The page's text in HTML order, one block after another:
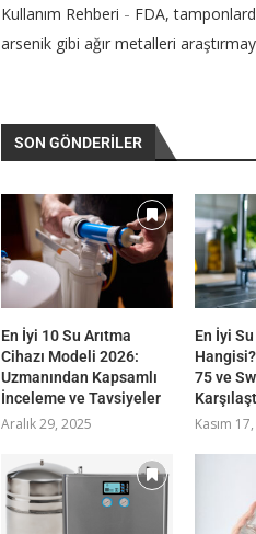
Kullanım Rehberi - FDA,
arsenik gibi ağır metalleri
SON GÖNDERILER
En İyi 10 Su Arıtma
Cihazı Modeli 2026:
Uzmanından Kapsamlı
İnceleme ve Tavsiyeler
Aralık 29, 2025
En İyi
75 ve
Kasım